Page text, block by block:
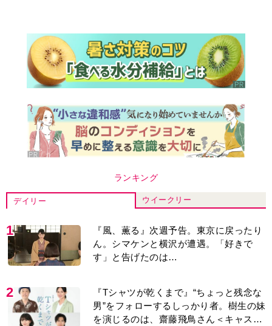
ランキング
デイリー ウイークリー
1
『風、薫る』次週予告。東京に戻ったり
ん。シマケンと横沢が遭遇。「好きで
す」と告げたのは…
2
『Tシャツが乾くまで』“ちょっと残念な
男”をフォローするしっかり者。樹生の妹
を演じるのは、齋藤飛鳥さん＜キャスト